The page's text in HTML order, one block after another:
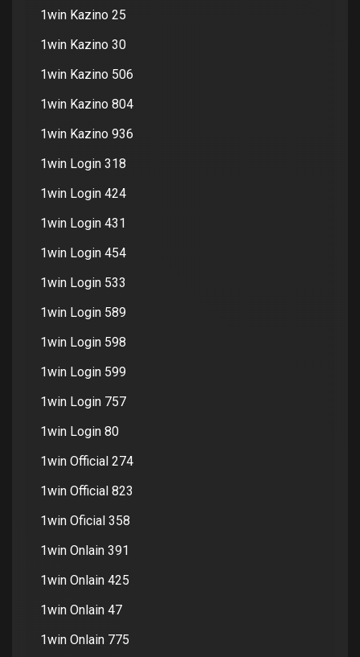
1win Kazino 25
1win Kazino 30
1win Kazino 506
1win Kazino 804
1win Kazino 936
1win Login 318
1win Login 424
1win Login 431
1win Login 454
1win Login 533
1win Login 589
1win Login 598
1win Login 599
1win Login 757
1win Login 80
1win Official 274
1win Official 823
1win Oficial 358
1win Onlain 391
1win Onlain 425
1win Onlain 47
1win Onlain 775